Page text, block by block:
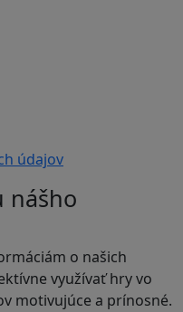
údajov
nášho
o našich
využívať hry vo
motivujúce a prínosné.